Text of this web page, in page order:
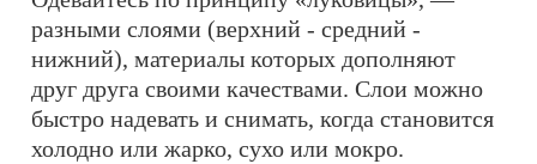
разными слоями (верхний - средний -
нижний), материалы которых дополняют
друг друга своими качествами. Слои можно
быстро надевать и снимать, когда становится
холодно или жарко, сухо или мокро.